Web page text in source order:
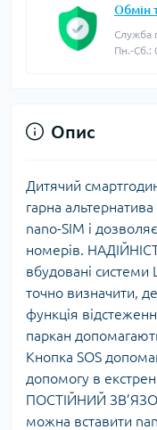
Обмін
Служба
Пн.-Сб.:
Опис
Дитячий
гарна
nano-SIM і
номерів.
вбудовані системи
точно визначити,
функція
паркан
Кнопка SOS
допомогу в
ПОСТІЙНИЙ
можна вставити